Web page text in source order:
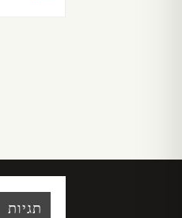
תגיות